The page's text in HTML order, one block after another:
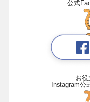
公式
お役
Instagram公